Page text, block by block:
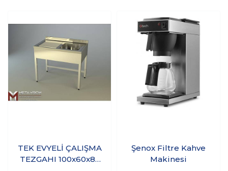
TEK EVYELİ ÇALIŞMA
TEZGAHI 100x60x85
Şenox Filtre Kahve
Makinesi